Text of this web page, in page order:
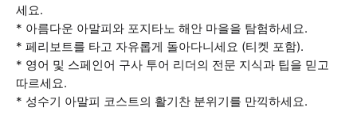
세요.
* 아름다운 아말피와 포지타노 해안 마을을 탐험하세요.
* 페리보트를 타고 자유롭게 돌아다니세요 (티켓 포함).
* 영어 및 스페인어 구사 투어 리더의 전문 지식과 팁을 믿고
따르세요.
* 성수기 아말피 코스트의 활기찬 분위기를 만끽하세요.